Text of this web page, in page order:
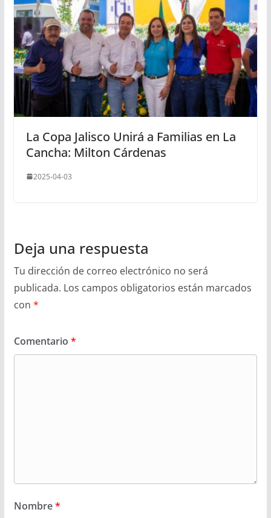
La Copa Jalisco Unirá a Familias en La
Cancha: Milton Cárdenas
2025-04-03
Deja una respuesta
Tu dirección de correo electrónico no será
publicada. Los campos obligatorios están marcados
con *
Comentario *
Nombre*